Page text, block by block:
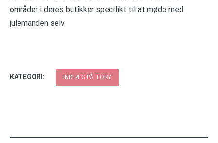
områder i deres butikker specifikt til at møde med
julemanden selv.
KATEGORI: INDLÆG PÅ TORY